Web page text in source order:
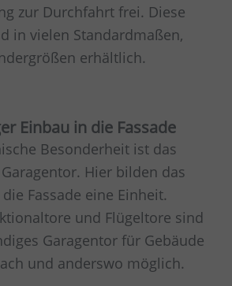
zur Durchfahrt frei. Diese
in vielen Standardmaßen,
erhältlich.
Einbau in die Fassade
Besonderheit ist das
Hier bilden das
Fassade eine Einheit.
und Flügeltore sind
Garagentor für Gebäude
und anderswo möglich.